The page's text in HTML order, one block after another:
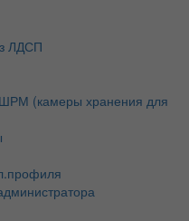
ЛДСП
(камеры хранения для